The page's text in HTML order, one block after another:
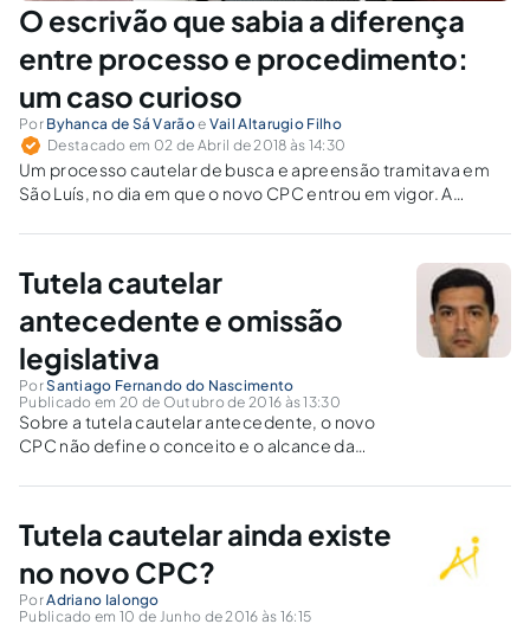
O escrivão que sabia a diferença
entre processo e procedimento:
um caso curioso
Por Byhanca de Sá Varãoe Vail Altarugio Filho
Destacado em 02 de Abril de 2018 às 14:30
Um processo cautelar de busca e apreensão tramitava em
São Luís, no dia em que o novo CPC entrou em vigor. A
praticado no processo, e foi devidamente cumprido pelo
oficial de justiça. Saiba um pouco mais sobre o caso e
entenda o que o NCPC trouxe de novidade neste aspecto.
Tutela cautelar
antecedente e omissão
legislativa
PorSantiago Fernando do Nascimento
Publicado em 20 de Outubro de 2016 às 13:30
Sobre a tutela cautelar antecedente, o novo
CPC não define o conceito e o alcance da
além de não estabelecer claramente o
quando não é concedida a tutela requerida.
Tutela cautelar ainda existe
no novo CPC?
PorAdriano Ialongo
Publicado em 10 de Junho de 2016 às 16:15